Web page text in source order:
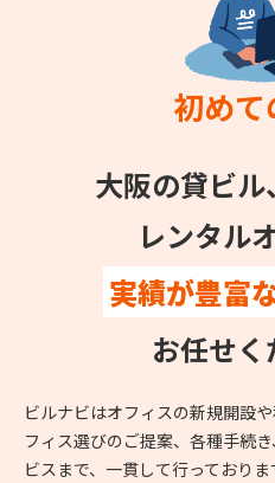
初め
大阪の貸ビル
レンタル
実績が豊富
お任せく
ビルナビはオフィスの新規開設
フィス選びのご提案、各種手続
ビスまで、一貫して行っており